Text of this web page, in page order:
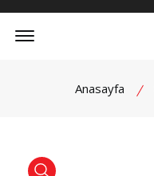
Anasayfa